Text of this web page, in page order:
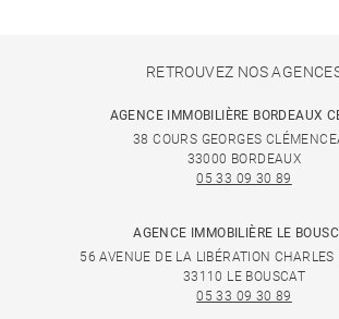
RETROUVEZ NOS
AGENCE IMMOBILIÈRE BORDEAUX
38 COURS GEORGES
33000 BORDEAUX
05 33 09 30 89
AGENCE IMMOBILIÈRE LE
56 AVENUE DE LA LIBÉRATION CHARLES
33110 LE BOUSCAT
05 33 09 30 89